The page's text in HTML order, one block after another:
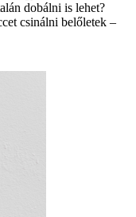
dobálni is lehet?
csinálni belőletek –